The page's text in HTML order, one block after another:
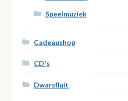
Speelmuziek
Cadeaushop
CD's
Dwarsfluit